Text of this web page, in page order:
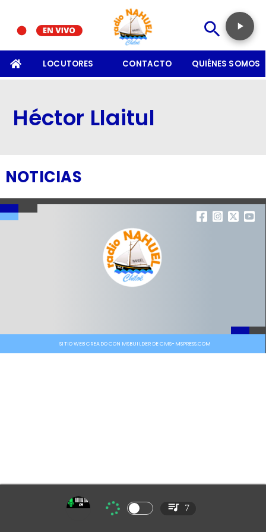
LOCUTORES CONTACTO QUIÉNES SOMOS
Héctor Llaitul
NOTICIAS
SITIO WEB CREADO CON MSBUILDER DE CMS-MSPRESS.COM
7